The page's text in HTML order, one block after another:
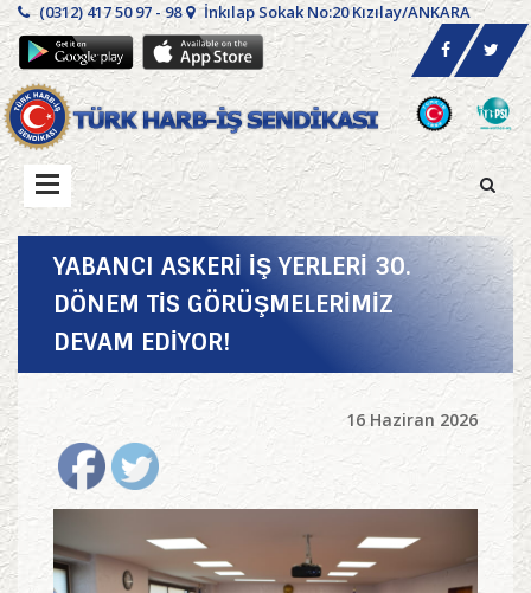
(0312) 417 50 97 - 98 İnkılap Sokak No:20 Kızılay/ANKARA
YABANCI ASKERİ İŞ YERLERİ 30.
DÖNEM TİS GÖRÜŞMELERİMİZ
DEVAM EDİYOR!
16 Haziran 2026